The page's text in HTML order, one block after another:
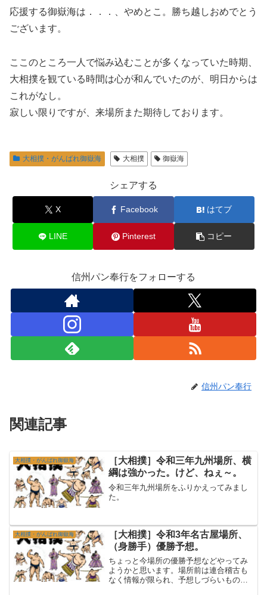
応援する御嶽海は．．．、やめとこ。勝ち越しおめでとう
ございます。
ここのところ一人で悩み込むことが多くなっていた時期、
大相撲を観ている時間は心が和んでいたのが、明日からは
これがなし。
寂しい限りですが、来場所また期待しております。
大相撲・がんばれ御嶽海 大相撲 御嶽海
シェアする
X Facebook はてブ
LINE Pinterest コピー
信州パン奉行をフォローする
信州パン奉行
関連記事
大相撲・がんばれ御嶽海
［大相撲］令和三年九州場所、横
綱は強かった。けど、ねぇ～。
令和三年九州場所をふりかえってみまし
た。
大相撲・がんばれ御嶽海
［大相撲］令和3年名古屋場所、
（身勝手）優勝予想。
ちょっと今場所の優勝予想などやってみ
ようかと思います。場所前は連合稽古も
なく情報が限られ、予想しづらいもので